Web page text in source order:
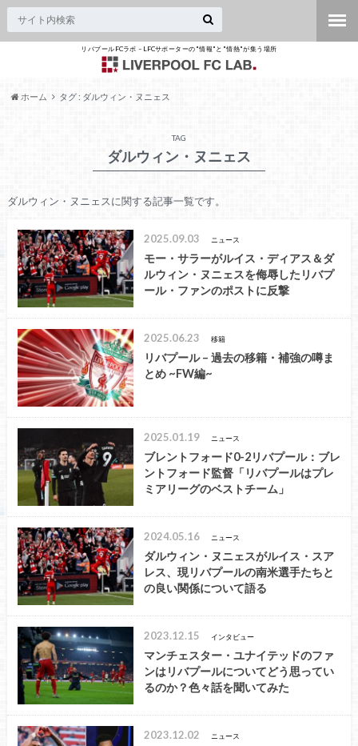
リバプールFCラボ – LFCサポーターの"情報"と"情熱"が集う場所
ホーム タグ : ダルウィン・ヌニェス
TAG
ダルウィン・ヌニェス
ダルウィン・ヌニェスに関する記事一覧です。
2025.09.03 ニュース
モー・サラーがルイス・ディアス＆ダ
ルウィン・ヌニェスを侮辱したリバプ
ール・ファンのポストに反撃
2025.06.23 移籍
リバプール – 過去の移籍・補強の噂ま
とめ ~FW編~
2025.01.19 ニュース
ブレントフォード0-2リバプール：ブレ
ントフォード監督「リバプールはプレ
ミアリーグのベストチーム」
2024.05.16 ニュース
ダルウィン・ヌニェスがルイス・スア
レス、現リバプールの南米選手たちと
の良い関係について語る
2023.12.15 インタビュー
マンチェスター・ユナイテッドのファ
ンはリバプールについてどう思ってい
るのか？色々話を聞いてみた
2023.12.02 ニュース